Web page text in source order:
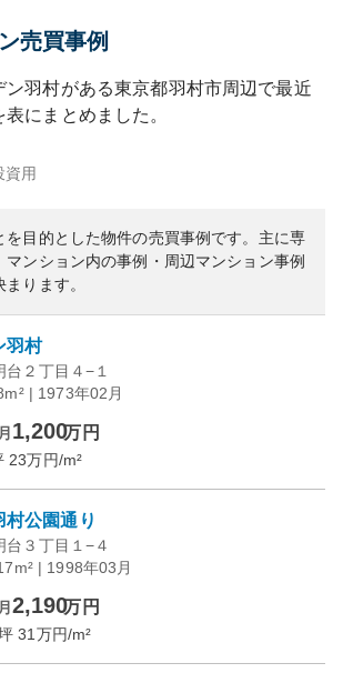
売買事例
ン羽村がある東京都羽村市周辺で最近
にまとめました。
資用
目的とした物件の売買事例です。 主に専
マンション内の事例・周辺マンション事例
ります。
羽村
２丁目４−１
| 1973年02月
1,200万円
23万円/m²
村公園通り
台３丁目１−４
| 1998年03月
2,190万円
31 万円/m²